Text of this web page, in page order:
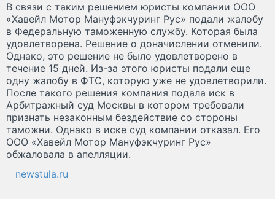
В связи с таким решением юристы компании ООО
«Хавейл Мотор Мануфэкчуринг Рус» подали жалобу
в Федеральную таможенную службу. Которая была
удовлетворена. Решение о доначислении отменили.
Однако, это решение не было удовлетворено в
течение 15 дней. Из-за этого юристы подали еще
одну жалобу в ФТС, которую уже не удовлетворили.
После такого решения компания подала иск в
Арбитражный суд Москвы в котором требовали
признать незаконным бездействие со стороны
таможни. Однако в иске суд компании отказал. Его
ООО «Хавейл Мотор Мануфэкчуринг Рус»
обжаловала в апелляции.
newstula.ru